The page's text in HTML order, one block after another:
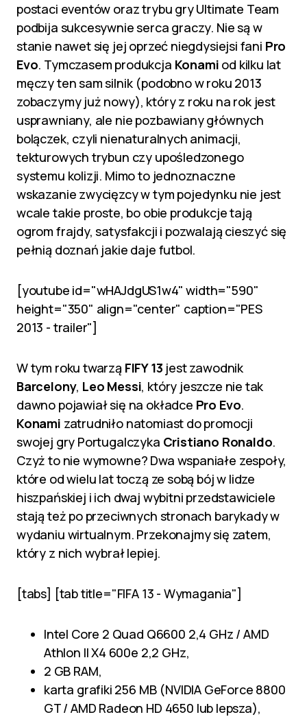
postaci eventów oraz trybu gry Ultimate Team
podbija sukcesywnie serca graczy. Nie są w
stanie nawet się jej oprzeć niegdysiejsi fani Pro
Evo. Tymczasem produkcja Konami od kilku lat
męczy ten sam silnik (podobno w roku 2013
zobaczymy już nowy), który z roku na rok jest
usprawniany, ale nie pozbawiany głównych
bolączek, czyli nienaturalnych animacji,
tekturowych trybun czy upośledzonego
systemu kolizji. Mimo to jednoznaczne
wskazanie zwycięzcy w tym pojedynku nie jest
wcale takie proste, bo obie produkcje tają
ogrom frajdy, satysfakcji i pozwalają cieszyć się
pełnią doznań jakie daje futbol.
[youtube id="wHAJdgUS1w4" width="590"
height="350" align="center" caption="PES
2013 - trailer"]
W tym roku twarzą FIFY 13 jest zawodnik
Barcelony, Leo Messi, który jeszcze nie tak
dawno pojawiał się na okładce Pro Evo.
Konami zatrudniło natomiast do promocji
swojej gry Portugalczyka Cristiano Ronaldo.
Czyż to nie wymowne? Dwa wspaniałe zespoły,
które od wielu lat toczą ze sobą bój w lidze
hiszpańskiej i ich dwaj wybitni przedstawiciele
stają też po przeciwnych stronach barykady w
wydaniu wirtualnym. Przekonajmy się zatem,
który z nich wybrał lepiej.
[tabs] [tab title="FIFA 13 - Wymagania"]
Intel Core 2 Quad Q6600 2,4 GHz / AMD
Athlon II X4 600e 2,2 GHz,
2 GB RAM,
karta grafiki 256 MB (NVIDIA GeForce 8800
GT / AMD Radeon HD 4650 lub lepsza),